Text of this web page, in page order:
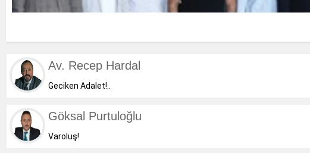
Av. Recep Hardal
Geciken Adalet!..
Göksal Purtuloğlu
Varoluş!